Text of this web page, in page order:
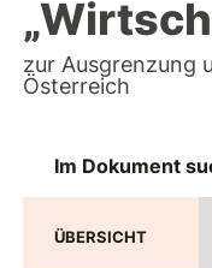
zur Ausgrenzung
Österreich
ÜBERSICHT